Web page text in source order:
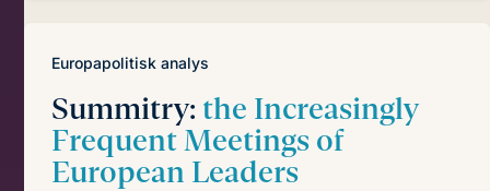
Europapolitisk analys
Summitry: the Increasingly
Frequent Meetings of
European Leaders